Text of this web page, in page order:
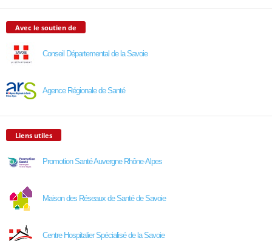
Avec le soutien de
Conseil Départemental de la Savoie
Agence Régionale de Santé
Liens utiles
Promotion Santé Auvergne Rhône-Alpes
Maison des Réseaux de Santé de Savoie
Centre Hospitalier Spécialisé de la Savoie